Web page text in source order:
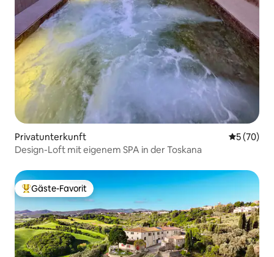
Privatunterkunft
5 (70)
Design-Loft mit eigenem SPA in der Toskana
Beliebter Gäste-Favorit.
Gäste-Favorit